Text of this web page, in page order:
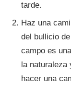
tarde.
Haz una
del bullicio
campo es
la naturaleza
hacer una